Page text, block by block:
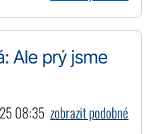
Ale prý jsme
08:35 zobrazit podobné